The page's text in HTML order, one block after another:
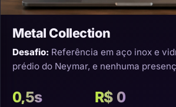
Metal Collection
Desafio: Referência em aço inox e
prédio do Neymar, e nenhuma
0,5s R$ 0